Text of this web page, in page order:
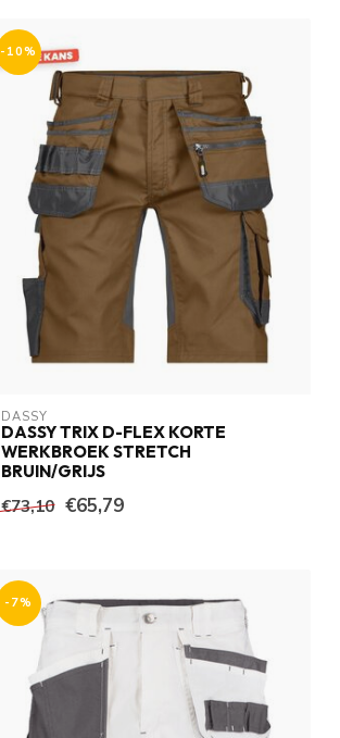
-10%
DASSY
DASSY TRIX D-FLEX KORTE
WERKBROEK STRETCH
BRUIN/GRIJS
€73,10 €65,79
-7%